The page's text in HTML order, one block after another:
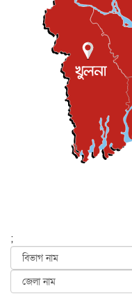
শিল্পকলায়
বিনোদন
ইস্ট লন্ডন
লেন্স...
ইসলাম ও জীবন
সিলেটের
দেশজুড়ে
আজ থেকে
জুলাইয়ের
;